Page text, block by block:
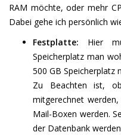
RAM möchte, oder mehr
Dabei gehe ich persönlich
Festplatte: Hier
Speicherplatz man
500 GB Speicherplatz
Zu Beachten ist,
mitgerechnet
Mail-Boxen werden.
der Datenbank